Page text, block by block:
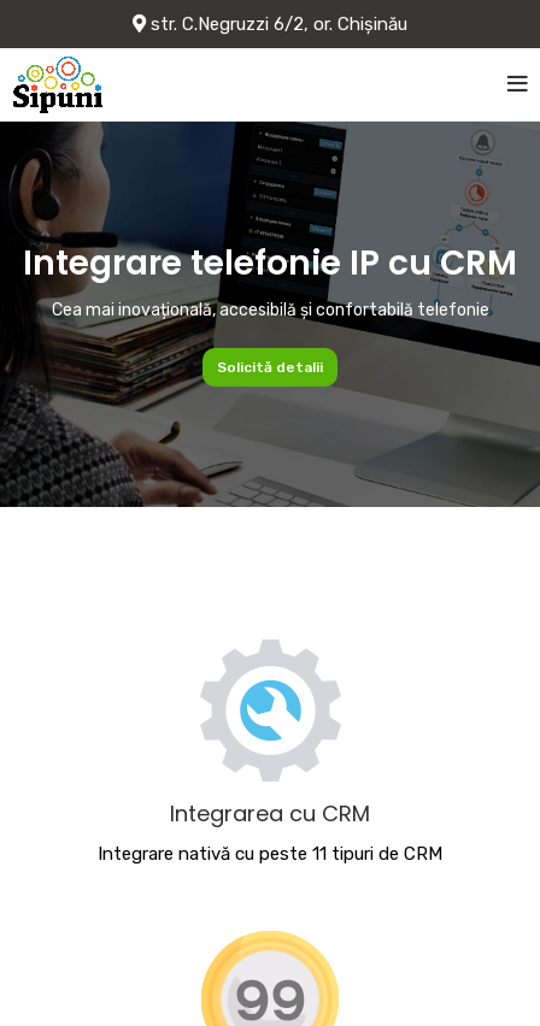
str. C.Negruzzi 6/2, or. Chișinău
Integrare telefonie IP cu CRM
Cea mai inovațională, accesibilă și confortabilă telefonie
Solicită detalii
Integrarea cu CRM
Integrare nativă cu peste 11 tipuri de CRM